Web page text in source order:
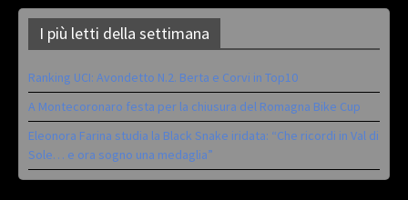
I più letti della settimana
Ranking UCI: Avondetto N.2. Berta e Corvi in Top10
A Montecoronaro festa per la chiusura del Romagna Bike Cup
Eleonora Farina studia la Black Snake iridata: “Che ricordi in Val di
Sole… e ora sogno una medaglia”